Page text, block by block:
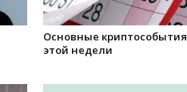
Основные криптособытия
этой недели